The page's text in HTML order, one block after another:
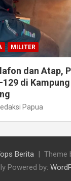
MILITER
dan Atap,
di
Papua
Berita Theme
Powered by: